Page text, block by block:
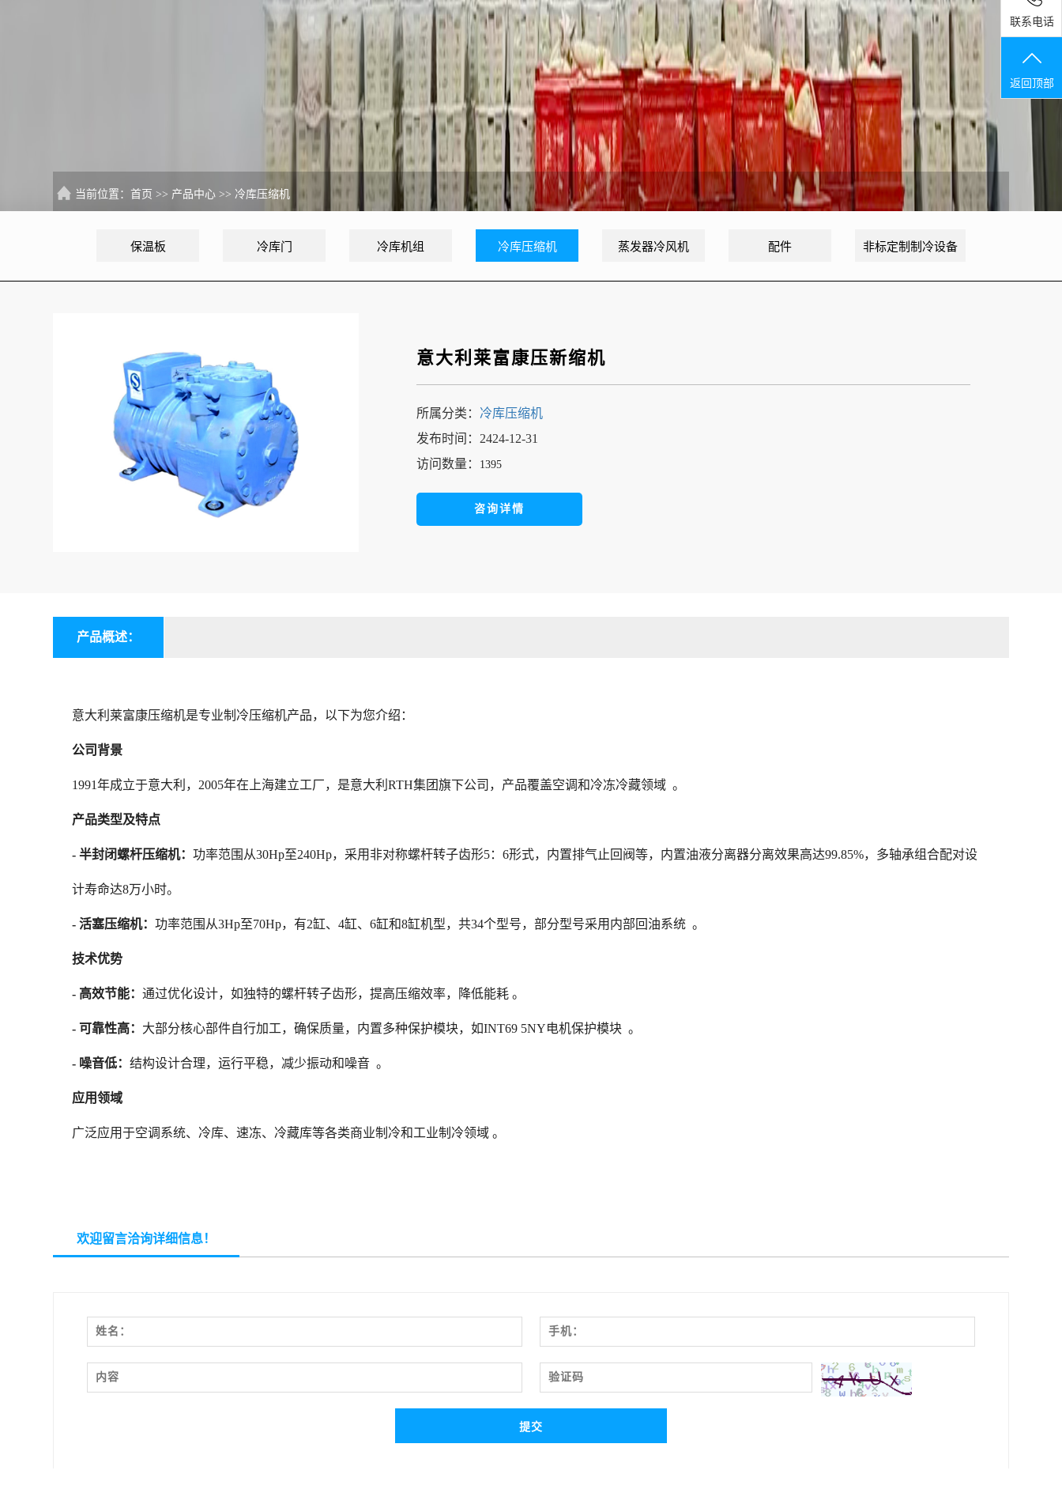
当前位置：首页 >> 产品中心 >> 冷库压缩机
保温板 冷库门 冷库机组 冷库压缩机 蒸发器冷风机 配件 非标定制制冷设备
意大利莱富康压新缩机
所属分类： 冷库压缩机
发布时间：2424-12-31
访问数量：
1395
咨询详情
产品概述：
意大利莱富康压缩机是专业制冷压缩机产品，以下为您介绍：
公司背景
1991年成立于意大利，2005年在上海建立工厂，是意大利RTH集团旗下公司，产品覆盖空调和冷冻冷藏领域 。
产品类型及特点
- 半封闭螺杆压缩机：功率范围从30Hp至240Hp，采用非对称螺杆转子齿形5：6形式，内置排气止回阀等，内置油液分离器分离效果高达99.85%，多轴承组合配对设
计寿命达8万小时。
- 活塞压缩机：功率范围从3Hp至70Hp，有2缸、4缸、6缸和8缸机型，共34个型号，部分型号采用内部回油系统 。
技术优势
- 高效节能：通过优化设计，如独特的螺杆转子齿形，提高压缩效率，降低能耗 。
- 可靠性高： 大部分核心部件自行加工，确保质量，内置多种保护模块，如INT69 5NY电机保护模块 。
- 噪音低：结构设计合理，运行平稳，减少振动和噪音 。
应用领域
广泛应用于空调系统、冷库、速冻、冷藏库等各类商业制冷和工业制冷领域 。
欢迎留言洽询详细信息！
联系电话
返回顶部